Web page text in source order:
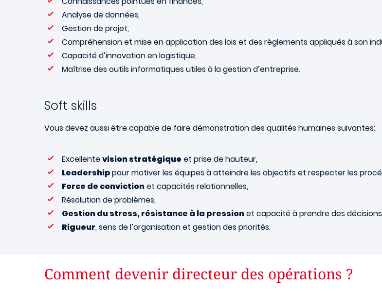
Analyse de données,
Gestion de projet,
Compréhension et mise en application des lois et des règlements appliqués à son
Capacité d’innovation en logistique,
Maîtrise des outils informatiques utiles à la gestion d’entreprise.
Soft skills
Vous devez aussi être capable de faire démonstration des qualités humaines suivantes:
Excellentevision stratégique et prise de hauteur,
Leadershippour motiver les équipes à atteindre les objectifs et respecter les
Force de convictionet capacités relationnelles,
Résolution de problèmes,
Gestion du stress, résistance à la pressionet capacité à prendre des
Rigueur, sens de l’organisation et gestion des priorités.
Comment devenir directeur des opérations ?